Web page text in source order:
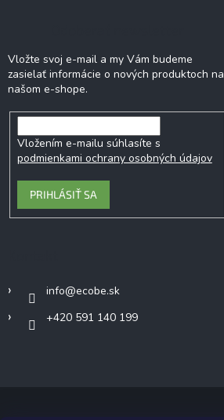
Vložte svoj e-mail a my Vám budeme
zasielať informácie o nových produktoch na
našom e-shope.
Vložením e-mailu súhlasíte s
podmienkami ochrany osobných údajov
PRIHLÁSIŤ SA
info@ecobe.sk
+420 591 140 199